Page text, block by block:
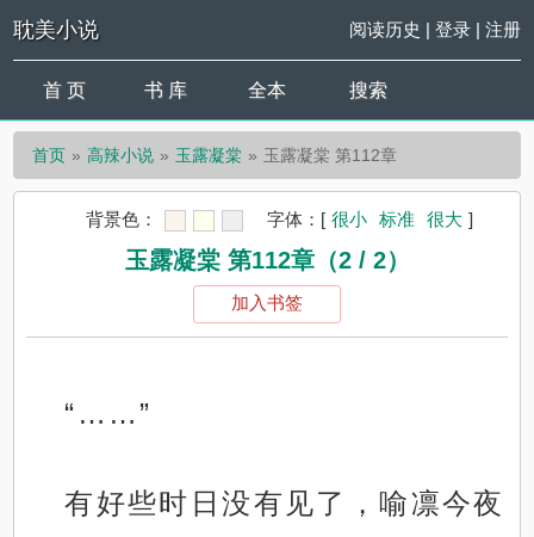
耽美小说 阅读历史 | 登录| 注册
首 页 书 库 全本 搜索
首页 高辣小说 玉露凝棠 玉露凝棠 第112章
背景色： 字体： [ 很小 标准 很大 ]
玉露凝棠 第112章（2 / 2）
加入书签
“……”
有好些时日没有见了，喻凛今夜